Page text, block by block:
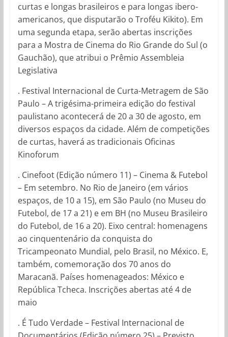
curtas e longas brasileiros e para longas ibero-
americanos, que disputarão o Troféu Kikito). Em
uma segunda etapa, serão abertas inscrições
para a Mostra de Cinema do Rio Grande do Sul (o
Gauchão), que atribui o Prêmio Assembleia
Legislativa
. Festival Internacional de Curta-Metragem de São
Paulo – A trigésima-primeira edição do festival
paulistano acontecerá de 20 a 30 de agosto, em
diversos espaços da cidade. Além de competições
de curtas, haverá as tradicionais Oficinas
Kinoforum
. Cinefoot (Edição número 11) – Cinema & Futebol
– Em setembro. No Rio de Janeiro (em vários
espaços, de 10 a 15), em São Paulo (no Museu do
Futebol, de 17 a 21) e em BH (no Museu Brasileiro
do Futebol, de 16 a 20). Eixo central: homenagens
ao cinquentenário da conquista do
Tricampeonato Mundial, pelo Brasil, no México. E,
também, comemoração dos 70 anos do
Maracanã. Países homenageados: México e
República Tcheca. Inscrições abertas até 4 de
maio
. É Tudo Verdade – Festival Internacional de